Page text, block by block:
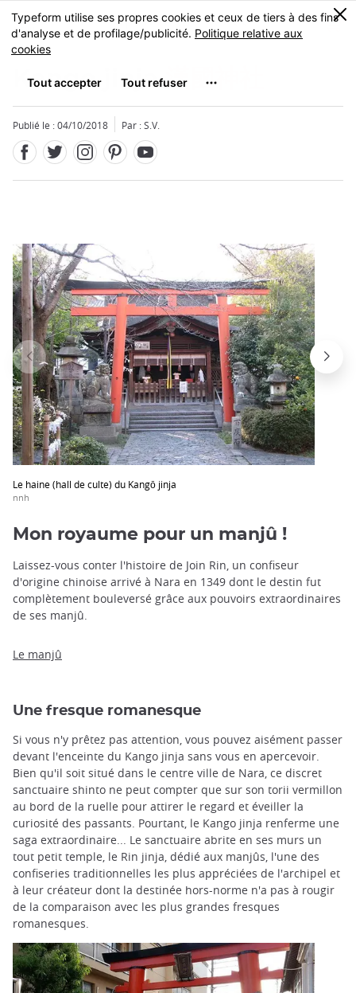
Skip
to
main
MENU
0
Kango jinja漢國神社
Publié le : 04/10/2018 Par : S.V.
Le haine (hall de culte) du Kangō jinja
nnh
Fermer
Mon royaume pour un manjû !
Laissez-vous conter l'histoire de Join Rin, un confiseur
d'origine chinoise arrivé à Nara en 1349 dont le destin fut
complètement bouleversé grâce aux pouvoirs extraordinaires
de ses manjû.
Le manjû
Une fresque romanesque
Si vous n'y prêtez pas attention, vous pouvez aisément passer
devant l'enceinte du Kango jinja sans vous en apercevoir.
Bien qu'il soit situé dans le centre ville de Nara, ce discret
sanctuaire shinto ne peut compter que sur son torii vermillon
au bord de la ruelle pour attirer le regard et éveiller la
curiosité des passants. Pourtant, le Kango jinja renferme une
saga extraordinaire... Le sanctuaire abrite en ses murs un
tout petit temple, le Rin jinja, dédié aux manjûs, l'une des
confiseries traditionnelles les plus appréciées de l'archipel et
à leur créateur dont la destinée hors-norme n'a pas à rougir
de la comparaison avec les plus grandes fresques
romanesques.